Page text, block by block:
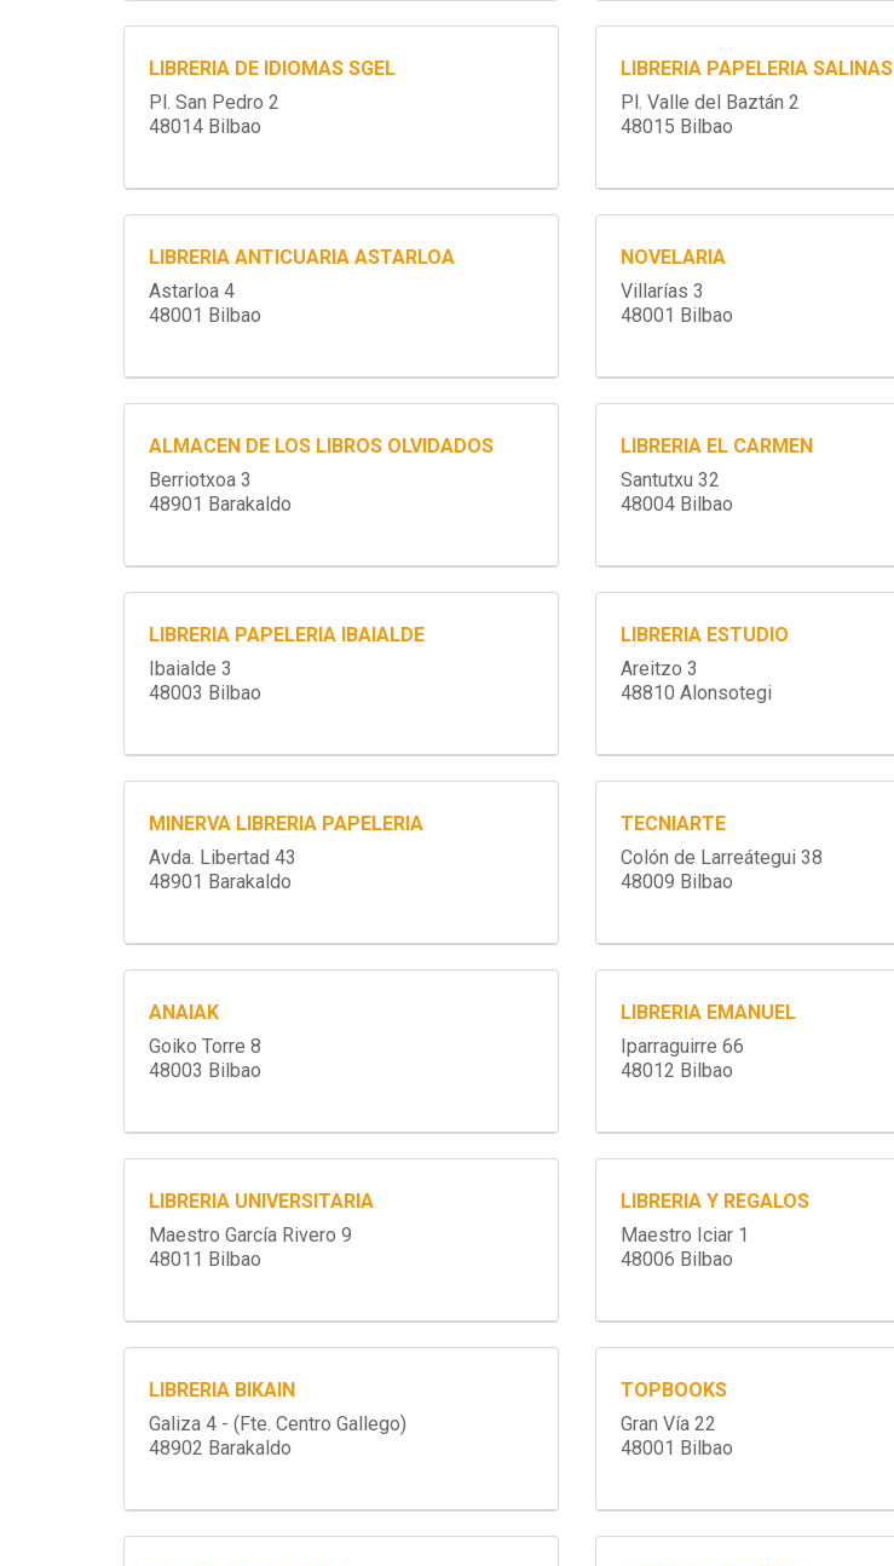
LIBRERIA DE IDIOMAS SGEL
Pl. San Pedro 2
48014 Bilbao
LIBRERIA PAPELERIA SALINAS
Pl. Valle del Baztán 2
48015 Bilbao
LIBRERIA ANTICUARIA ASTARLOA
Astarloa 4
48001 Bilbao
NOVELARIA
Villarías 3
48001 Bilbao
ALMACEN DE LOS LIBROS OLVIDADOS
Berriotxoa 3
48901 Barakaldo
LIBRERIA EL CARMEN
Santutxu 32
48004 Bilbao
LIBRERIA PAPELERIA IBAIALDE
Ibaialde 3
48003 Bilbao
LIBRERIA ESTUDIO
Areitzo 3
48810 Alonsotegi
MINERVA LIBRERIA PAPELERIA
Avda. Libertad 43
48901 Barakaldo
TECNIARTE
Colón de Larreátegui 38
48009 Bilbao
ANAIAK
Goiko Torre 8
48003 Bilbao
LIBRERIA EMANUEL
Iparraguirre 66
48012 Bilbao
LIBRERIA UNIVERSITARIA
Maestro García Rivero 9
48011 Bilbao
LIBRERIA Y REGALOS
Maestro Iciar 1
48006 Bilbao
LIBRERIA BIKAIN
Galiza 4 - (Fte. Centro Gallego)
48902 Barakaldo
TOPBOOKS
Gran Vía 22
48001 Bilbao